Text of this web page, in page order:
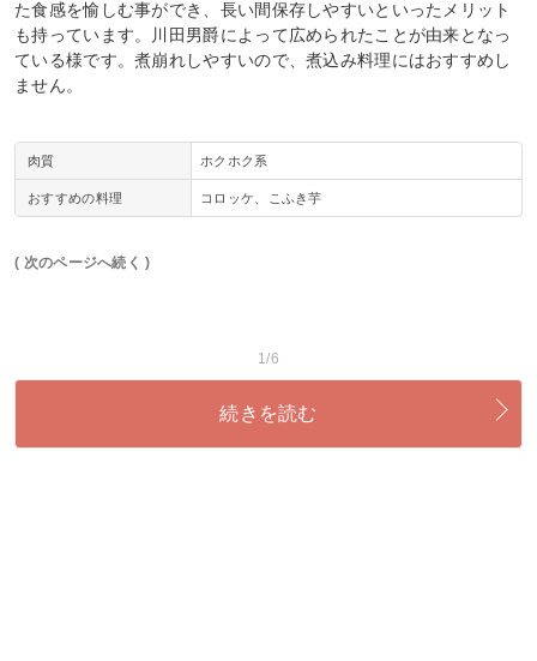
た食感を愉しむ事ができ、長い間保存しやすいといったメリット
も持っています。川田男爵によって広められたことが由来となっ
ている様です。煮崩れしやすいので、煮込み料理にはおすすめし
ません。
肉質 ホクホク系
おすすめの料理 コロッケ、こふき芋
( 次のページへ続く )
1/6
続きを読む